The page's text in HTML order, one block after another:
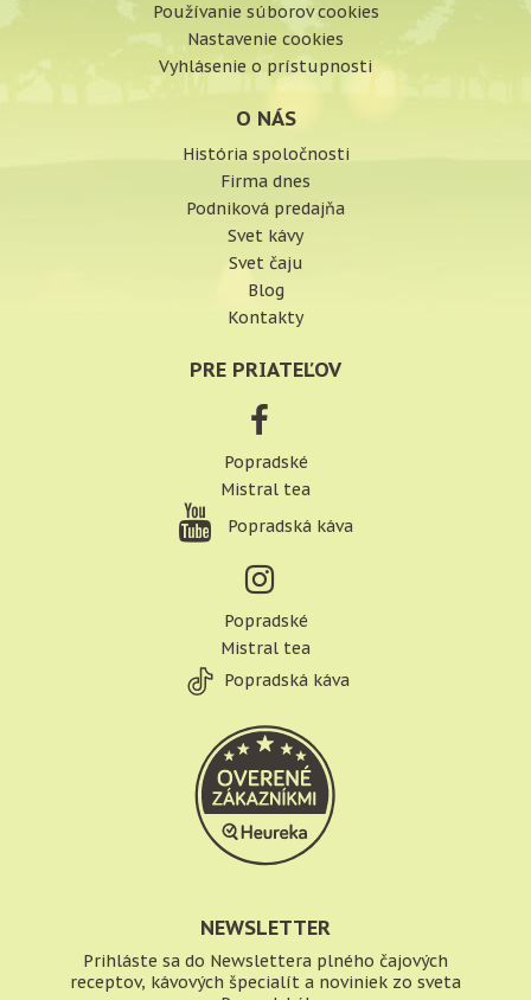
Používanie súborov cookies
Nastavenie cookies
Vyhlásenie o prístupnosti
O NÁS
História spoločnosti
Firma dnes
Podniková predajňa
Svet kávy
Svet čaju
Blog
Kontakty
PRE PRIATEĽOV
Popradské
Mistral tea
Popradská káva
Popradské
Mistral tea
Popradská káva
NEWSLETTER
Prihláste sa do Newslettera plného čajových
receptov, kávových špecialít a noviniek zo sveta